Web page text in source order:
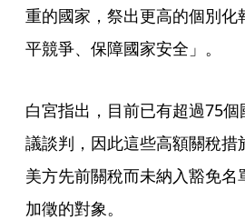
重的國家，祭出更高的個別
平競爭、保障國家安全」。
白宮指出，目前已有超過75
議談判，因此這些高額關稅
美方先前關稅而未納入豁免
加徵的對象。